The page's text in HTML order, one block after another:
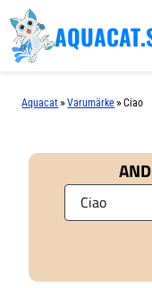
Aquacat »Varumärke »Ciao